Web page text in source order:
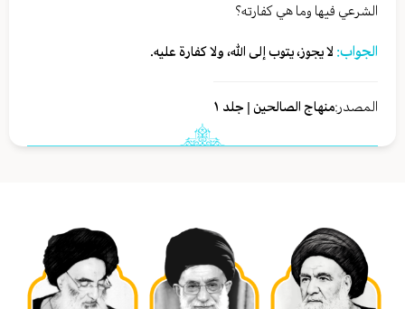
الشرعي فيها وما هي كفارته؟
الجواب: لا يجوز، يتوب إلى الله، ولا كفارة عليه.
المصدر:منهاج الصالحين | جلد ١